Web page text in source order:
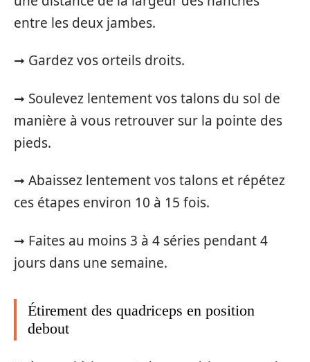
entre les deux jambes.
➞ Gardez vos orteils droits.
➞ Soulevez lentement vos talons du sol de
manière à vous retrouver sur la pointe des
pieds.
➞ Abaissez lentement vos talons et répétez
ces étapes environ 10 à 15 fois.
➞ Faites au moins 3 à 4 séries pendant 4
jours dans une semaine.
Étirement des quadriceps en position
debout